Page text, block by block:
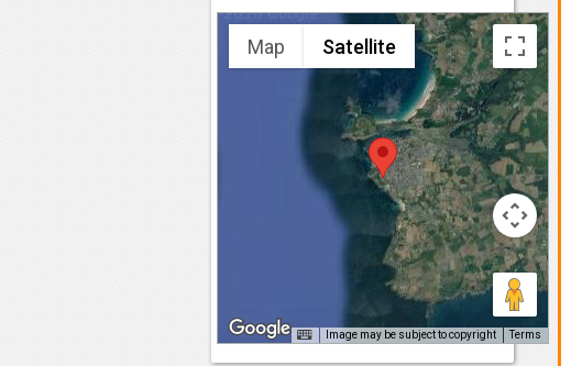
Map Satellite
Image may be subject to copyright Terms